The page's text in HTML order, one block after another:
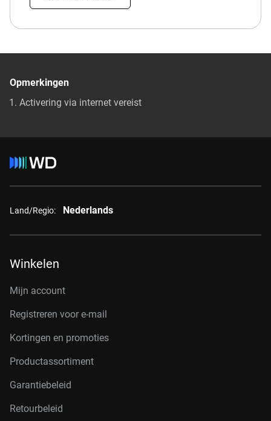
Opmerkingen
Activering via internet vereist
Land/Regio: Nederlands
Winkelen
Mijn account
Registreren voor e-mail
Kortingen en promoties
Productassortiment
Garantiebeleid
Retourbeleid